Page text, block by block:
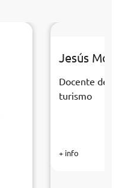
Jesús
Docente de
turismo
+ info